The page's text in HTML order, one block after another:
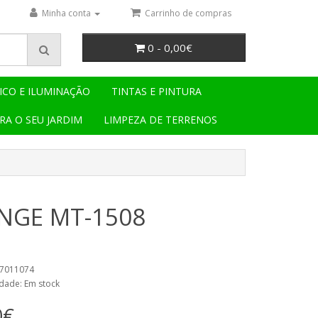
Minha conta Carrinho de compras
0 - 0,00€
E ILUMINAÇÃO TINTAS E PINTURA
O SEU JARDIM LIMPEZA DE TERRENOS
MT-1508
Em stock